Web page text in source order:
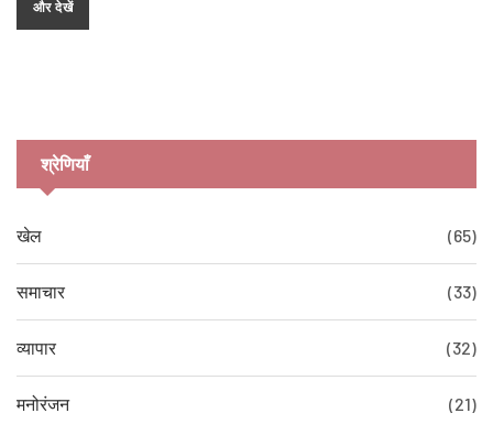
और देखें
श्रेणियाँ
खेल (65)
समाचार (33)
व्यापार (32)
मनोरंजन (21)